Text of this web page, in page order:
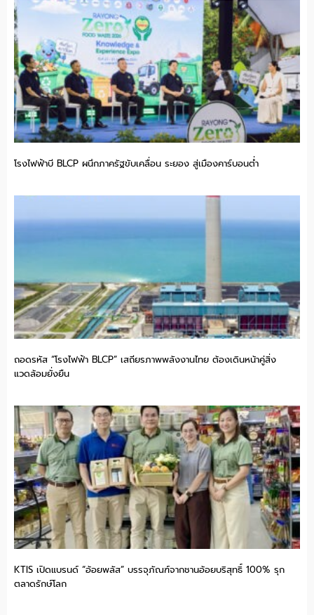
โรงไฟฟ้าบี BLCP ผนึกภาครัฐขับเคลื่อน ระยอง สู่เมืองคาร์บอนต่ำ
ถอดรหัส “โรงไฟฟ้า BLCP” เสถียรภาพพลังงานไทย ต้องเดินหน้าคู่สิ่ง
แวดล้อมยั่งยืน
KTIS เปิดแบรนด์ “อ้อยพลัส” บรรจุภัณฑ์จากชานอ้อยบริสุทธิ์ 100% รุก
ตลาดรักษ์โลก